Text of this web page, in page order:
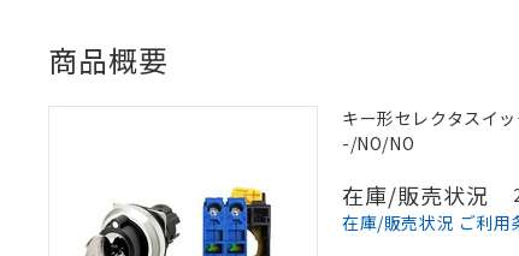
商品概要
キー形セレクタスイ
-/NO/NO
在庫/販売状況
在庫/販売状況 ご利用